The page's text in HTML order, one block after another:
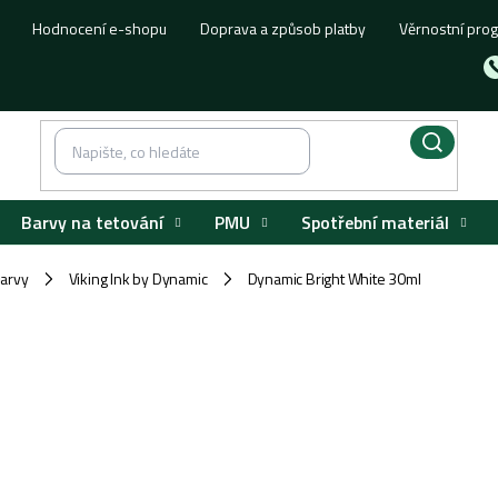
Hodnocení e-shopu Doprava a způsob platby Věrnostní
Barvy na tetování PMU Spotřební materiál
/ Viking Ink by Dynamic / Dynamic Bright White 30ml